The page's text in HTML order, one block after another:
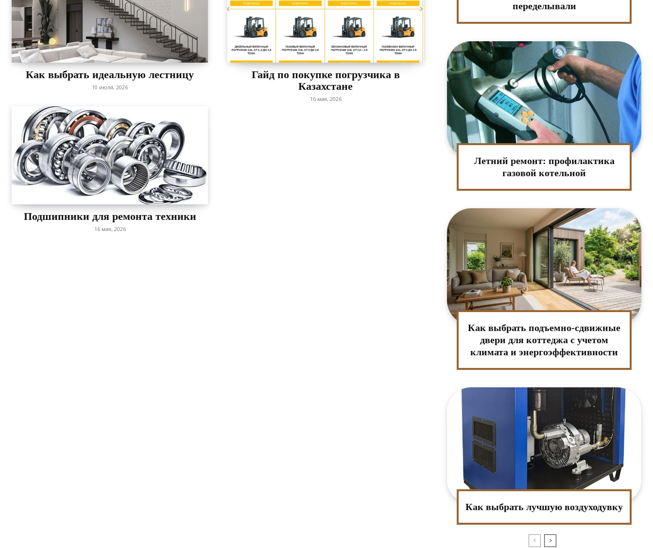
Как выбрать идеальную лестницу
10 июля, 2026
Гайд по покупке погрузчика в
Казахстане
16 мая, 2026
Подшипники для ремонта техники
16 мая, 2026
переделывали
Летний ремонт: профилактика
газовой котельной
Как выбрать подъемно-сдвижные
двери для коттеджа с учетом
климата и энергоэффективности
Как выбрать лучшую воздуходувку